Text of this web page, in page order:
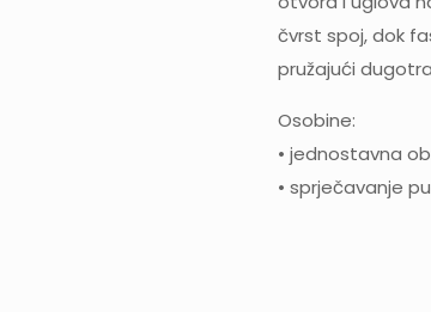
čvrst spoj, dok
pružajući
Osobine:
• jednostavna
• sprječavanje